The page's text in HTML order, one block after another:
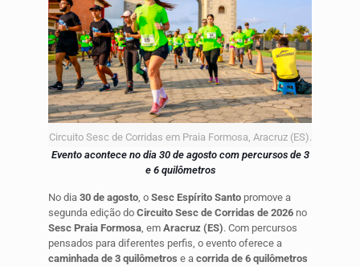
Circuito Sesc de Corridas em Praia Formosa, Aracruz (ES).
Evento acontece no dia 30 de agosto com percursos de 3
e 6 quilômetros
No dia 30 de agosto , o Sesc Espírito Santo promove a
segunda edição do Circuito Sesc de Corridas de 2026 no
Sesc Praia Formosa , em Aracruz (ES). Com percursos
pensados para diferentes perfis, o evento oferece a
caminhada de 3 quilômetros e a corrida de 6 quilômetros